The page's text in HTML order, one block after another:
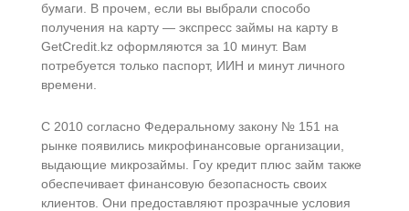
бумаги. В прочем, если вы выбрали способо
получения на карту — экспресс займы на карту в
GetCredit.kz оформляются за 10 минут. Вам
потребуется только паспорт, ИИН и минут личного
времени.
С 2010 согласно Федеральному закону № 151 на
рынке появились микрофинансовые организации,
выдающие микрозаймы. Гоу кредит плюс займ также
обеспечивает финансовую безопасность своих
клиентов.​ Они предоставляют прозрачные условия